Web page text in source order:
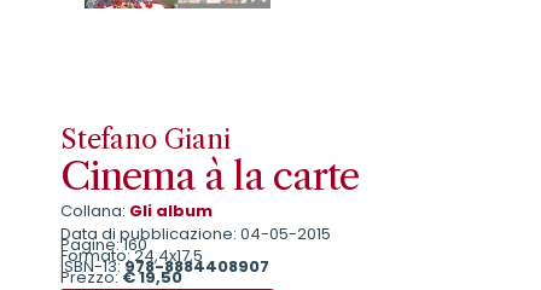
Stefano Giani
Cinema à la carte
Collana: Gli album
Data di pubblicazione: 04-05-2015
Pagine: 160
Formato: 24,4x17,5
ISBN-13:978-8884408907
Prezzo:€ 19,50